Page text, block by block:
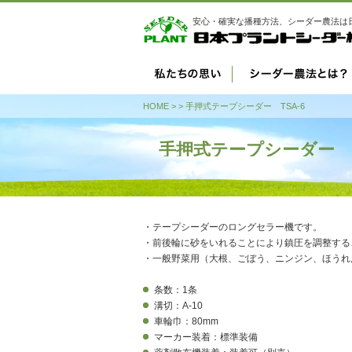
安心・確実な播種方法、シーダー農法は
HOME > > 手押式テープシーダー TSA-6
手押式テープシーダー
・テープシーダーのロングセラー機です。
・前後輪に砂をいれることにより鎮圧を調整する
・一般野菜用（大根、ごぼう、ニンジン、ほうれ
条数：1条
溝切：A-10
車輪巾：80mm
マーカー装着：標準装備